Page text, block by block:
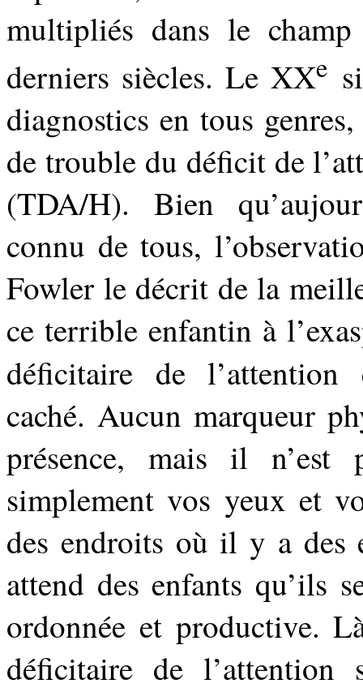
multipliés dans le
derniers siècles. Le XXe
diagnostics en tous
de trouble du déficit de
(TDA/H). Bien
connu de tous,
Fowler le décrit de la
ce terrible enfantin à
déficitaire de
caché. Aucun marqueur
présence, mais il n’est
simplement vos yeux et
des endroits où il y a
attend des enfants qu’ils
ordonnée et productive.
déficitaire de l’attention